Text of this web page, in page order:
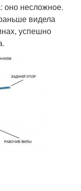
оно несложное.
видела
успешно